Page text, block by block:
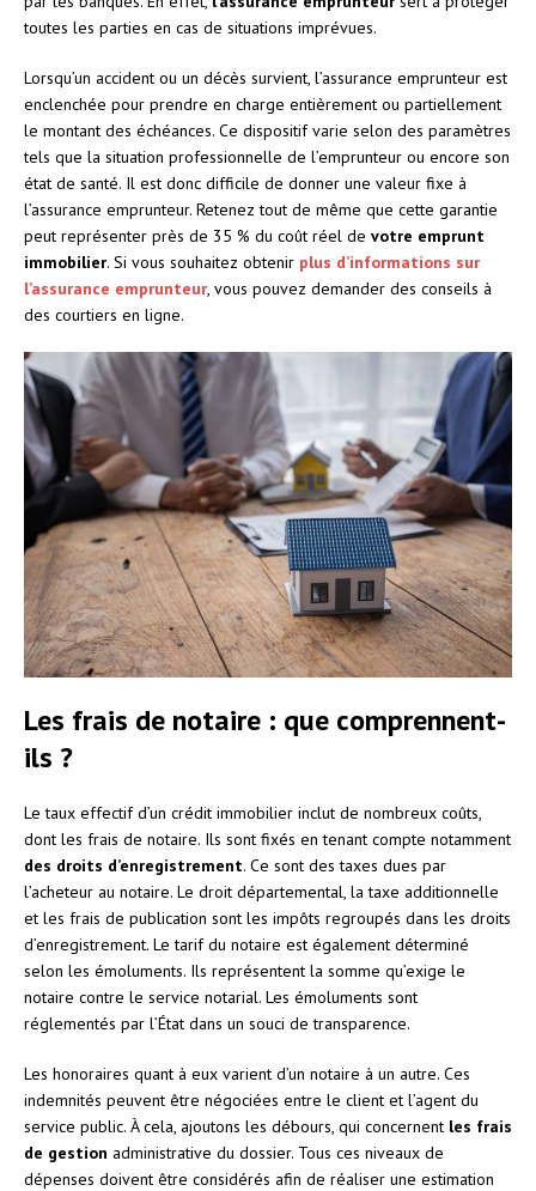
toutes les parties en cas de situations imprévues.
Lorsqu’un accident ou un décès survient, l’assurance emprunteur est
enclenchée pour prendre en charge entièrement ou partiellement
le montant des échéances. Ce dispositif varie selon des paramètres
tels que la situation professionnelle de l’emprunteur ou encore son
état de santé. Il est donc difficile de donner une valeur fixe à
l’assurance emprunteur. Retenez tout de même que cette garantie
peut représenter près de 35 % du coût réel de votre emprunt
immobilier. Si vous souhaitez obtenir plus d’informations sur
l’assurance emprunteur , vous pouvez demander des conseils à
des courtiers en ligne.
Les frais de notaire : que comprennent-
ils ?
Le taux effectif d’un crédit immobilier inclut de nombreux coûts,
dont les frais de notaire. Ils sont fixés en tenant compte notamment
des droits d’enregistrement. Ce sont des taxes dues par
l’acheteur au notaire. Le droit départemental, la taxe additionnelle
et les frais de publication sont les impôts regroupés dans les droits
d’enregistrement. Le tarif du notaire est également déterminé
selon les émoluments. Ils représentent la somme qu’exige le
notaire contre le service notarial. Les émoluments sont
réglementés par l’État dans un souci de transparence.
Les honoraires quant à eux varient d’un notaire à un autre. Ces
indemnités peuvent être négociées entre le client et l’agent du
service public. À cela, ajoutons les débours, qui concernent les frais
de gestion administrative du dossier. Tous ces niveaux de
dépenses doivent être considérés afin de réaliser une estimation